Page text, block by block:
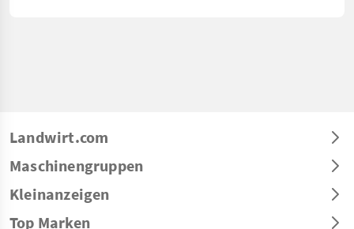
Landwirt.com
Maschinengruppen
Kleinanzeigen
Top Marken